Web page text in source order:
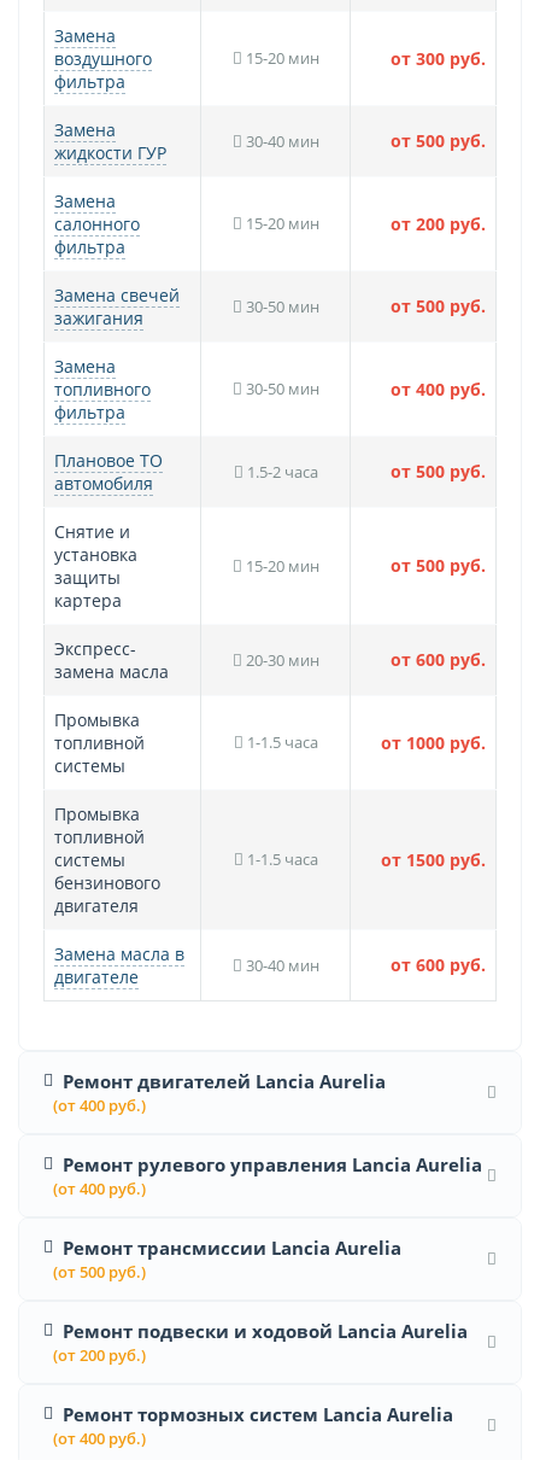
Замена
воздушного
фильтра
15-20 мин от 300 руб.
Замена
жидкости ГУР
30-40 мин от 500 руб.
Замена
салонного
фильтра
15-20 мин от 200 руб.
Замена свечей
зажигания
30-50 мин от 500 руб.
Замена
топливного
фильтра
30-50 мин от 400 руб.
Плановое ТО
автомобиля
1.5-2 часа от 500 руб.
Снятие и
установка
защиты
картера
15-20 мин от 500 руб.
Экспресс-
замена масла
20-30 мин от 600 руб.
Промывка
топливной
системы
1-1.5 часа от 1000 руб.
Промывка
топливной
системы
бензинового
двигателя
1-1.5 часа от 1500 руб.
Замена масла в
двигателе
30-40 мин от 600 руб.
Ремонт двигателей Lancia Aurelia
(от 400 руб.)
Ремонт рулевого управления Lancia Aurelia
(от 400 руб.)
Ремонт трансмиссии Lancia Aurelia
(от 500 руб.)
Ремонт подвески и ходовой Lancia Aurelia
(от 200 руб.)
Ремонт тормозных систем Lancia Aurelia
(от 400 руб.)